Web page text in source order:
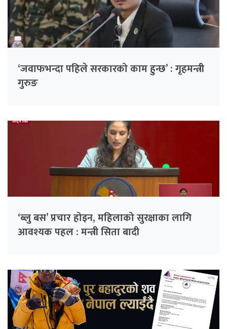
‘जवाफभन्दा पहिले सरकारको काम हुन्छ’ : गृहमन्त्री
गुरुङ
‘ब्लु बस’ प्रचार होइन, महिलाको सुरक्षाका लागि
आवश्यक पहल : मन्त्री सिता बादी